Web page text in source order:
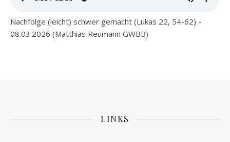
Nachfolge (leicht) schwer gemacht (Lukas 22, 54-62) -
08.03.2026 (Matthias Reumann GWBB)
LINKS